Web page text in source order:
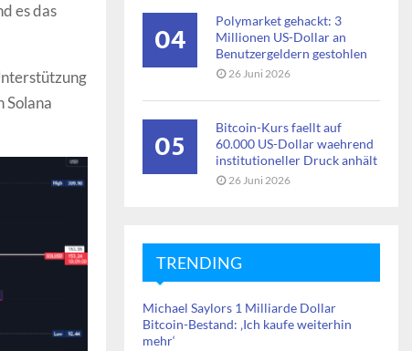
es das
Solana
04
Polymarket gehackt: 3
Millionen US-Dollar an
Benutzergeldern gestohlen
26 Juni 2026
05
Bitcoin-Kurs faellt auf
60.000 US-Dollar waehrend
institutioneller Druck anhält
26 Juni 2026
TRENDING
Michael Saylors 1 Milliarde Dollar
Bitcoin-Bestand: ‚Ich kaufe weiterhin
mehr‘